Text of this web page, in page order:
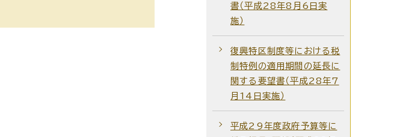
書（平成28年8月6日実
施）
復興特区制度等における税
制特例の適用期間の延長に
関する要望書（平成28年7
月14日実施）
平成29年度政府予算等に